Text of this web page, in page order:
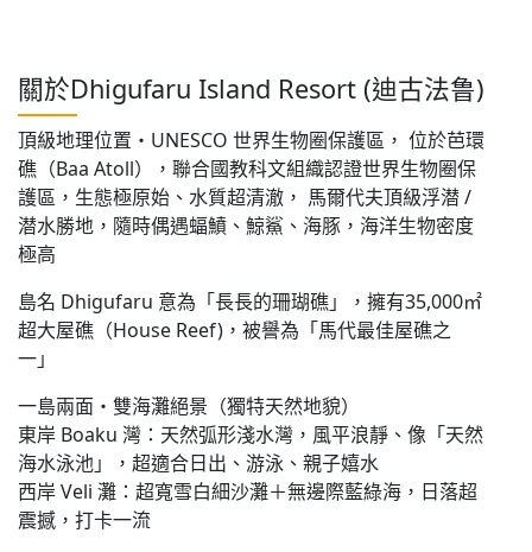
關於Dhigufaru Island Resort (迪古法鲁)
頂級地理位置・UNESCO 世界生物圈保護區， 位於芭環
礁（Baa Atoll），聯合國教科文組織認證世界生物圈保
護區，生態極原始、水質超清澈， 馬爾代夫頂級浮潜 /
潜水勝地，隨時偶遇蝠鱝、鯨鯊、海豚，海洋生物密度
極高
島名 Dhigufaru 意為「長長的珊瑚礁」，擁有35,000㎡
超大屋礁（House Reef)，被譽為「馬代最佳屋礁之
一」
一島兩面・雙海灘絕景（獨特天然地貌）
東岸 Boaku 灣：天然弧形淺水灣，風平浪靜、像「天然
海水泳池」，超適合日出、游泳、親子嬉水
西岸 Veli 灘：超寬雪白細沙灘＋無邊際藍綠海，日落超
震撼，打卡一流